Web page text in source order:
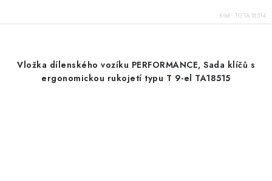
Kód: TGTA18514
Vložka dílenského vozíku PERFORMANCE, Sada klíčů s
ergonomickou rukojetí typu T 9-el TA18515